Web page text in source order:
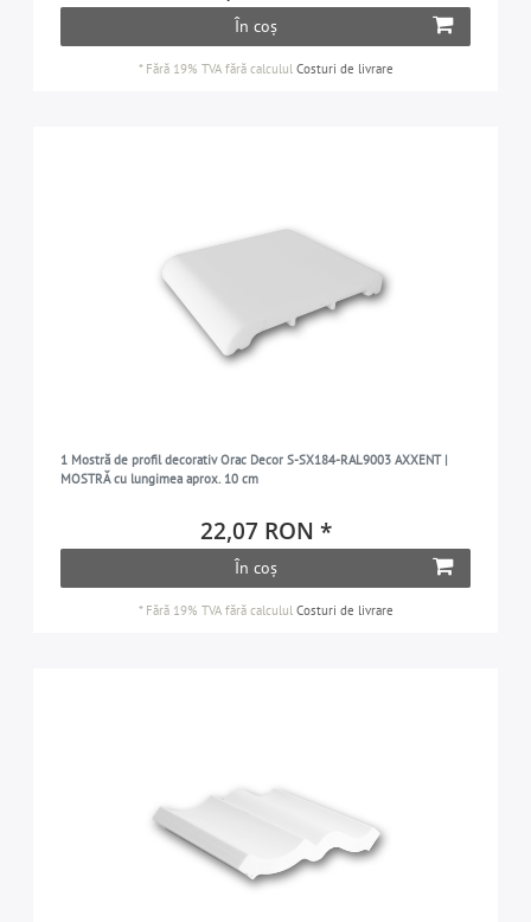
În coș
* Fără 19% TVAfără calculul Costuri de livrare
1 Mostră de profil decorativ Orac Decor S-SX184-RAL9003 AXXENT |
MOSTRĂ cu lungimea aprox. 10 cm
22,07 RON *
În coș
* Fără 19% TVAfără calculul Costuri de livrare